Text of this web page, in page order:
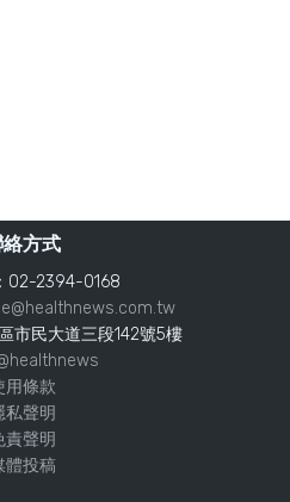
方式
02-2394-0168
市民大道三段142號5樓
用條款
私聲明
責聲明
體投稿